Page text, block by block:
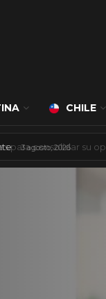
CHILE
una ciudad inteligente